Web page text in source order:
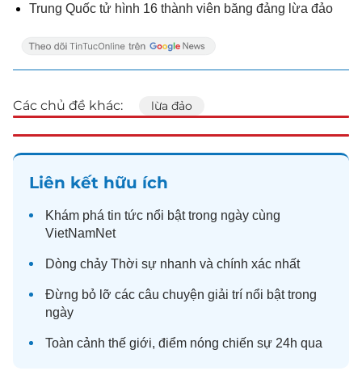
Trung Quốc tử hình 16 thành viên băng đảng lừa đảo
Các chủ đề khác: lừa đảo
Liên kết hữu ích
Khám phá tin tức nổi bật trong ngày cùng
VietNamNet
Dòng chảy Thời sự nhanh và chính xác nhất
Đừng bỏ lỡ các câu chuyện giải trí nổi bật trong
ngày
Toàn cảnh thế giới, điểm nóng chiến sự 24h qua